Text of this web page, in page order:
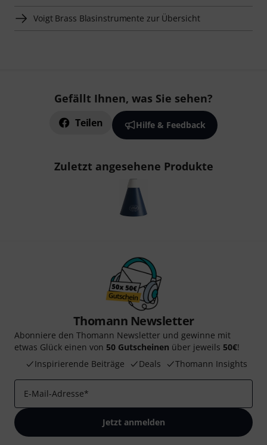
Voigt Brass Blasinstrumente zur Übersicht
Gefällt Ihnen, was Sie sehen?
Teilen Hilfe & Feedback
Zuletzt angesehene Produkte
Thomann Newsletter
Abonniere den Thomann Newsletter und gewinne mit
etwas Glück einen von 50 Gutscheinen über jeweils 50€!
Inspirierende Beiträge
Deals Thomann Insights
E-Mail-Adresse*
Jetzt anmelden